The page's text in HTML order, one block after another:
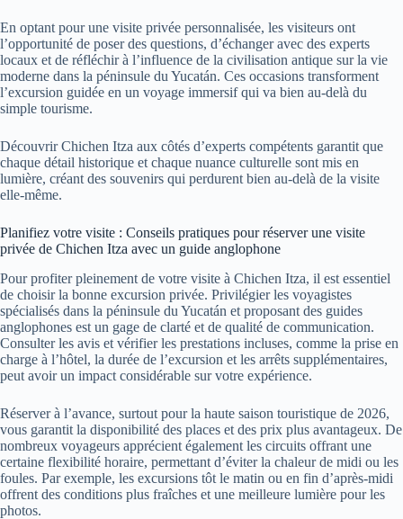
En optant pour une visite privée personnalisée, les visiteurs ont
l’opportunité de poser des questions, d’échanger avec des experts
locaux et de réfléchir à l’influence de la civilisation antique sur la vie
moderne dans la péninsule du Yucatán. Ces occasions transforment
l’excursion guidée en un voyage immersif qui va bien au-delà du
simple tourisme.
Découvrir Chichen Itza aux côtés d’experts compétents garantit que
chaque détail historique et chaque nuance culturelle sont mis en
lumière, créant des souvenirs qui perdurent bien au-delà de la visite
elle-même.
Planifiez votre visite : Conseils pratiques pour réserver une visite
privée de Chichen Itza avec un guide anglophone
Pour profiter pleinement de votre visite à Chichen Itza, il est essentiel
de choisir la bonne excursion privée. Privilégier les voyagistes
spécialisés dans la péninsule du Yucatán et proposant des guides
anglophones est un gage de clarté et de qualité de communication.
Consulter les avis et vérifier les prestations incluses, comme la prise en
charge à l’hôtel, la durée de l’excursion et les arrêts supplémentaires,
peut avoir un impact considérable sur votre expérience.
Réserver à l’avance, surtout pour la haute saison touristique de 2026,
vous garantit la disponibilité des places et des prix plus avantageux. De
nombreux voyageurs apprécient également les circuits offrant une
certaine flexibilité horaire, permettant d’éviter la chaleur de midi ou les
foules. Par exemple, les excursions tôt le matin ou en fin d’après-midi
offrent des conditions plus fraîches et une meilleure lumière pour les
photos.